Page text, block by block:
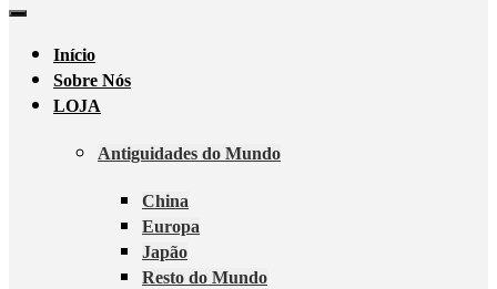
Início
Sobre Nós
LOJA
Antiguidades do Mundo
China
Europa
Japão
Resto do Mundo